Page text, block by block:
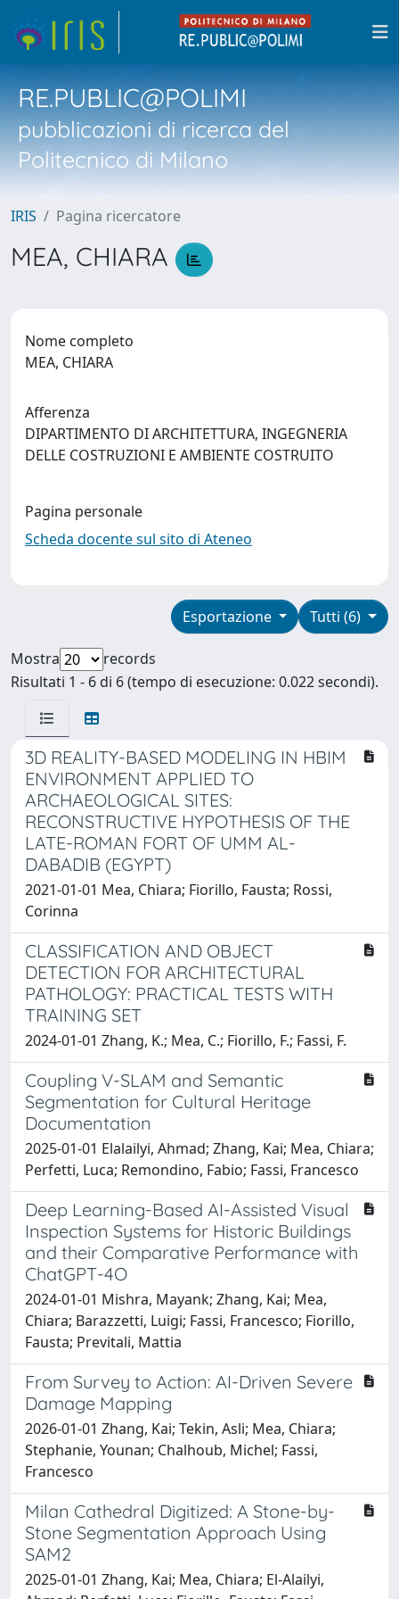
RE.PUBLIC@POLIMI
pubblicazioni di ricerca del
Politecnico di Milano
IRIS Pagina ricercatore
MEA, CHIARA
Nome completo
MEA, CHIARA
Afferenza
DIPARTIMENTO DI ARCHITETTURA, INGEGNERIA
DELLE COSTRUZIONI E AMBIENTE COSTRUITO
Pagina personale
Scheda docente sul sito di Ateneo
Tutti (6)
Esportazione
Mostra
records
Risultati 1 - 6 di 6 (tempo di esecuzione: 0.022 secondi).
3D REALITY-BASED MODELING IN HBIM
ENVIRONMENT APPLIED TO
ARCHAEOLOGICAL SITES:
RECONSTRUCTIVE HYPOTHESIS OF THE
LATE-ROMAN FORT OF UMM AL-
DABADIB (EGYPT)
2021-01-01 Mea, Chiara; Fiorillo, Fausta; Rossi,
Corinna
CLASSIFICATION AND OBJECT
DETECTION FOR ARCHITECTURAL
PATHOLOGY: PRACTICAL TESTS WITH
TRAINING SET
2024-01-01 Zhang, K.; Mea, C.; Fiorillo, F.; Fassi, F.
Coupling V-SLAM and Semantic
Segmentation for Cultural Heritage
Documentation
2025-01-01 Elalailyi, Ahmad; Zhang, Kai; Mea, Chiara;
Perfetti, Luca; Remondino, Fabio; Fassi, Francesco
Deep Learning-Based AI-Assisted Visual
Inspection Systems for Historic Buildings
and their Comparative Performance with
ChatGPT-4O
2024-01-01 Mishra, Mayank; Zhang, Kai; Mea,
Chiara; Barazzetti, Luigi; Fassi, Francesco; Fiorillo,
Fausta; Previtali, Mattia
From Survey to Action: AI-Driven Severe
Damage Mapping
2026-01-01 Zhang, Kai; Tekin, Asli; Mea, Chiara;
Stephanie, Younan; Chalhoub, Michel; Fassi,
Francesco
Milan Cathedral Digitized: A Stone-by-
Stone Segmentation Approach Using
SAM2
2025-01-01 Zhang, Kai; Mea, Chiara; El-Alailyi,